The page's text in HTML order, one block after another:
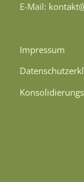
E-Mail:
Impressum